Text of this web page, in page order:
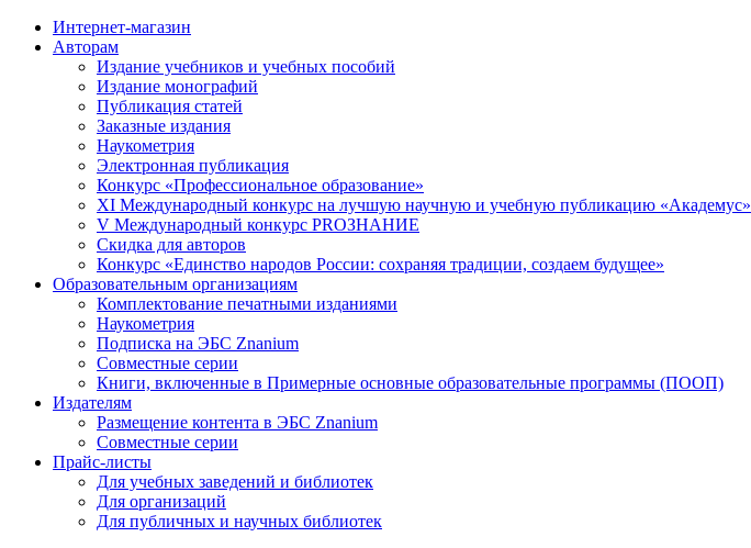
Интернет-магазин
Авторам
Издание учебников и учебных пособий
Издание монографий
Публикация статей
Заказные издания
Наукометрия
Электронная публикация
Конкурс «Профессиональное образование»
XI Международный конкурс на лучшую научную и учебную публикацию «Академус»
V Международный конкурс PROЗНАНИЕ
Скидка для авторов
Конкурс «Единство народов России: сохраняя традиции, создаем будущее»
Образовательным организациям
Комплектование печатными изданиями
Наукометрия
Подписка на ЭБС Znanium
Совместные серии
Книги, включенные в Примерные основные образовательные программы (ПООП)
Издателям
Размещение контента в ЭБС Znanium
Совместные серии
Прайс-листы
Для учебных заведений и библиотек
Для организаций
Для публичных и научных библиотек